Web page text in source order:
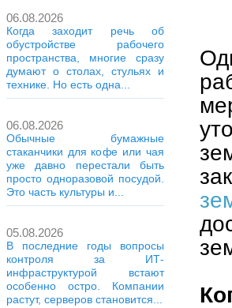
06.08.2026
Когда заходит речь об
обустройстве рабочего
пространства, многие сразу
думают о столах, стульях и
технике. Но есть одна...
06.08.2026
Обычные бумажные
стаканчики для кофе или чая
уже давно перестали быть
просто одноразовой посудой.
Это часть культуры и...
05.08.2026
В последние годы вопросы
контроля за ИТ-
инфраструктурой встают
особенно остро. Компании
растут, серверов становится...